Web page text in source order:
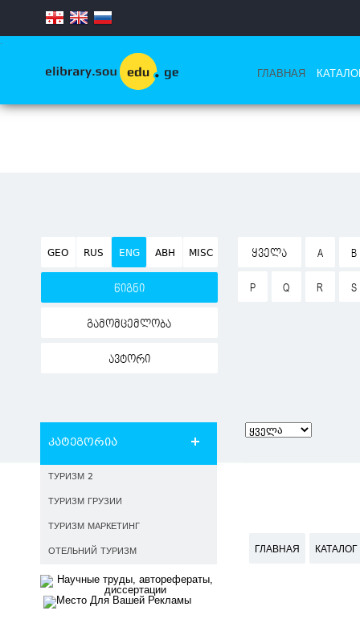
.
ГЛАВНАЯ
GEO RUS ENG ABH MISC
წიგნი
გამომცემლობა
ავტორი
ᲧᲕᲔᲚᲐ A B
P Q R S
კატეგორია
ТУРИЗМ 2
ТУРИЗМ ГРУЗИИ
ТУРИЗМ МАРКЕТИНГ
ОТЕЛЬНИЙ ТУРИЗМ
ГЛАВНАЯ